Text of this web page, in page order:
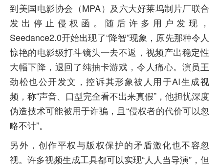
到美国电影协会（MPA）及六大好莱坞制片厂联合
发出停止侵权函。随后许多用户发现，
Seedance2.0开始出现了“降智”现象，原先那种令人
惊艳的电影级打斗镜头一去不返，视频产出稳定性
大幅下降，退回了纯抽卡游戏，令人痛心。演员王
劲松也公开发文，控诉其形象被人用于AI生成视
频，称“声音、口型完全看不出来真假”，他担忧深度
伪造技术可能被用于诈骗，且“侵权者的代价可以忽
略不计”。
另外，创作平权与版权保护的矛盾激化也不容忽
视。许多视频生成工具都可以实现“人人当导演”，但